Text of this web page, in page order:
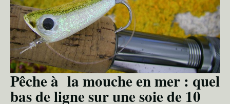
Pêche à la mouche en mer : quel
bas de ligne sur une soie de 10